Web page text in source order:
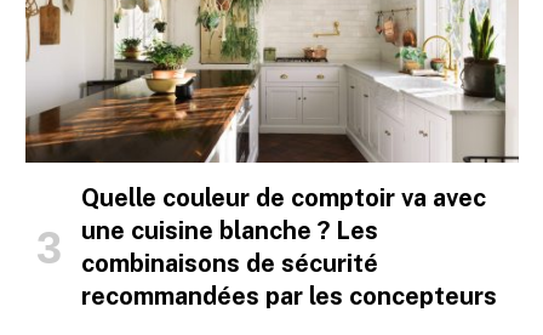
Quelle couleur de comptoir va avec
une cuisine blanche ? Les
combinaisons de sécurité
recommandées par les concepteurs